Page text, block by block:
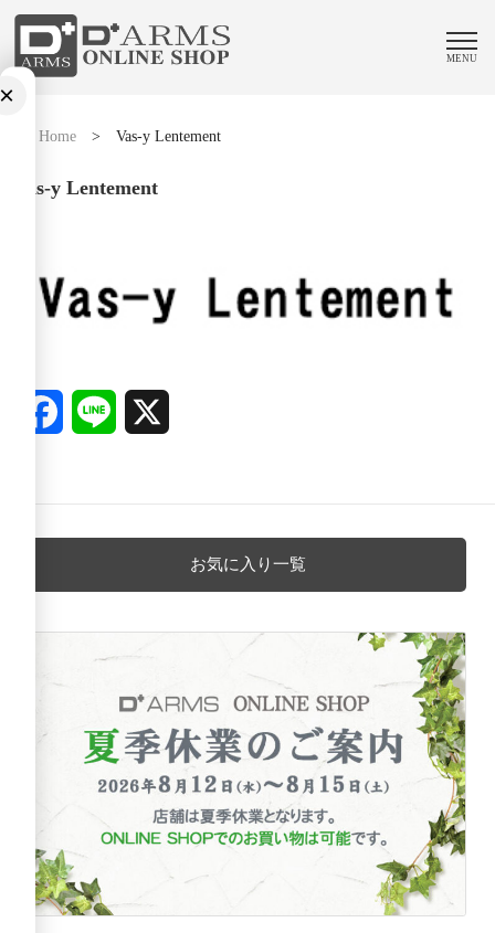
MENU
Home> Vas-y Lentement
Vas-y Lentement
FacebookLine
お気に入り一覧
×